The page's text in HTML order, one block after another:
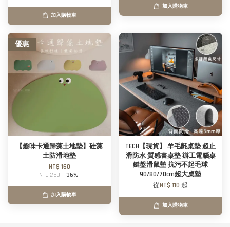
加入購物車
加入購物車
優惠
【趣味卡通歸藻土地墊】硅藻
土防滑地墊
NT$ 160
NT$ 250 -36%
加入購物車
TECH【現貨】 羊毛氈桌墊 超止
滑防水 質感書桌墊 辦工電腦桌
鍵盤滑鼠墊 抗污不起毛球
90/80/70cm超大桌墊
從NT$ 110 起
加入購物車